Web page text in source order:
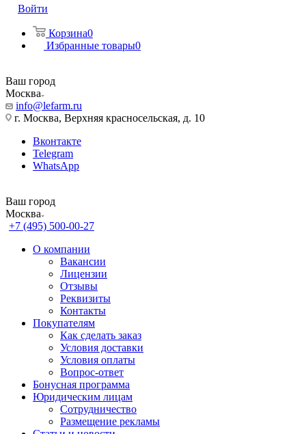
Войти
Корзина0
Избранные товары0
Ваш город
Москва
info@lefarm.ru
г. Москва, Верхняя красносельская, д. 10
Вконтакте
Telegram
WhatsApp
Ваш город
Москва
+7 (495) 500-00-27
О компании
Вакансии
Лицензии
Отзывы
Реквизиты
Контакты
Покупателям
Как сделать заказ
Условия доставки
Условия оплаты
Вопрос-ответ
Бонусная программа
Юридическим лицам
Сотрудничество
Размещение рекламы